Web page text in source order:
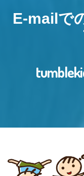
E-mailで